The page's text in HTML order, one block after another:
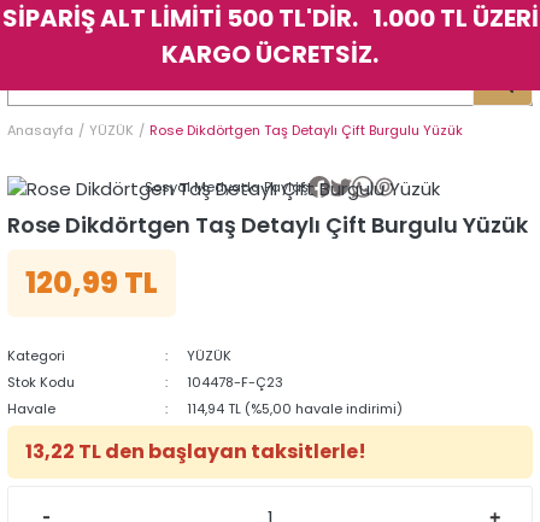
Geri Dön
Geri Dön
Geri Dön
Geri Dön
Geri Dön
Geri Dön
Anasayfa YÜZÜK Rose Dikdörtgen Taş Detaylı Çift Burgulu Yüzük
Sosyal Medyada Paylaş
Rose Dikdörtgen Taş Detaylı Çift Burgulu Yüzük
120,99 TL
Kategori
YÜZÜK
Stok Kodu
104478-F-Ç23
Havale
114,94 TL (%5,00 havale indirimi)
13,22 TL den başlayan taksitlerle!
Geri Dön
Geri Dön
Geri Dön
Geri Dön
Geri Dön
Geri Dön
SİPARİŞ ALT LİMİTİ 500 TL'DİR. 1.000 TL ÜZERİ
KARGO ÜCRETSİZ.